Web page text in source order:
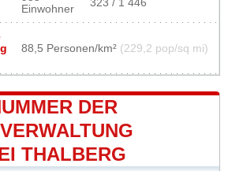
Einwohner
323 / 1 446
88,5 Personen/km² (229,2 pop/sq mi)
DER
THALBERG